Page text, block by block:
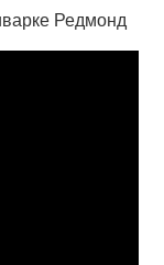
Редмонд